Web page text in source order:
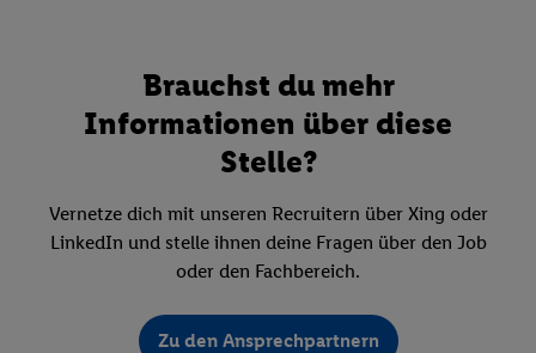
Brauchst du mehr
Informationen über diese
Stelle?
Vernetze dich mit unseren Recruitern über Xing oder
LinkedIn und stelle ihnen deine Fragen über den Job
oder den Fachbereich.
Zu den Ansprechpartnern